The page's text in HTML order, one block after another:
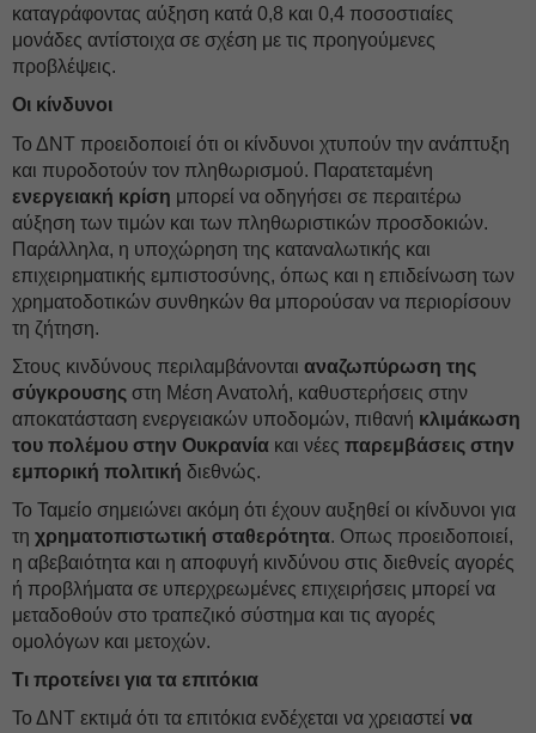
καταγράφοντας αύξηση κατά 0,8 και 0,4 ποσοστιαίες
μονάδες αντίστοιχα σε σχέση με τις προηγούμενες
προβλέψεις.
Οι κίνδυνοι
Το ΔΝΤ προειδοποιεί ότι οι κίνδυνοι χτυπούν την ανάπτυξη
και πυροδοτούν τον πληθωρισμού. Παρατεταμένη
ενεργειακή κρίση μπορεί να οδηγήσει σε περαιτέρω
αύξηση των τιμών και των πληθωριστικών προσδοκιών.
Παράλληλα, η υποχώρηση της καταναλωτικής και
επιχειρηματικής εμπιστοσύνης, όπως και η επιδείνωση των
χρηματοδοτικών συνθηκών θα μπορούσαν να περιορίσουν
τη ζήτηση.
Στους κινδύνους περιλαμβάνονται αναζωπύρωση της
σύγκρουσης στη Μέση Ανατολή, καθυστερήσεις στην
αποκατάσταση ενεργειακών υποδομών, πιθανή κλιμάκωση
του πολέμου στην Ουκρανία και νέες παρεμβάσεις στην
εμπορική πολιτική διεθνώς.
Το Ταμείο σημειώνει ακόμη ότι έχουν αυξηθεί οι κίνδυνοι για
τη χρηματοπιστωτική σταθερότητα. Οπως προειδοποιεί,
η αβεβαιότητα και η αποφυγή κινδύνου στις διεθνείς αγορές
ή προβλήματα σε υπερχρεωμένες επιχειρήσεις μπορεί να
μεταδοθούν στο τραπεζικό σύστημα και τις αγορές
ομολόγων και μετοχών.
Τι προτείνει για τα επιτόκια
Το ΔΝΤ εκτιμά ότι τα επιτόκια ενδέχεται να χρειαστεί να